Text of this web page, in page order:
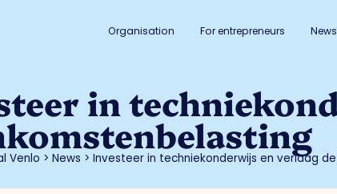
Organisation For entrepreneurs News
in
Venlo >News >Investeer in techniekonderwijs en verlaag